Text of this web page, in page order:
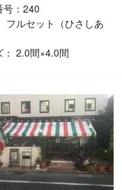
号：240
フルセット（ひさしあ
： 2.0間×4.0間